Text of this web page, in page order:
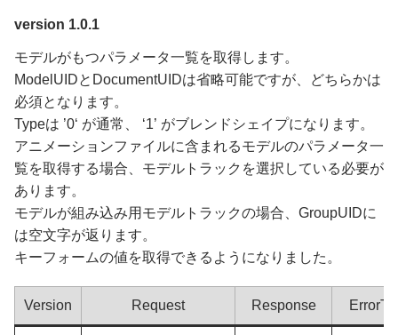
version 1.0.1
モデルがもつパラメータ一覧を取得します。
ModelUIDとDocumentUIDは省略可能ですが、どちらかは
必須となります。
Typeは ’0‘ が通常、 ‘1’ がブレンドシェイプになります。
アニメーションファイルに含まれるモデルのパラメータ一
覧を取得する場合、モデルトラックを選択している必要が
あります。
モデルが組み込み用モデルトラックの場合、GroupUIDに
は空文字が返ります。
キーフォームの値を取得できるようになりました。
Version Request Response